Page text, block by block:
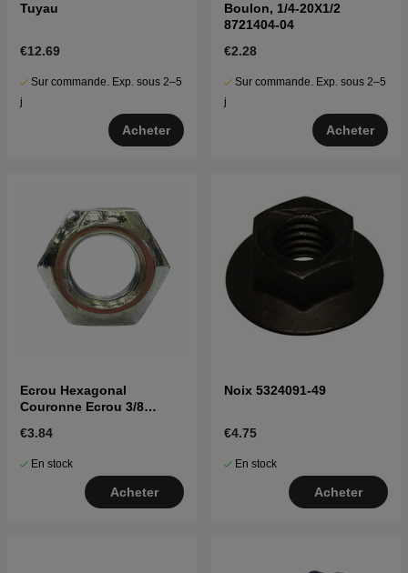
Tuyau
€12.69
Sur commande. Exp. sous 2–5
j
Acheter
Boulon, 1/4-20X1/2
8721404-04
€2.28
Sur commande. Exp. sous 2–5
j
Acheter
Ecrou Hexagonal
Couronne Ecrou 3/8
€3.84
En stock
Acheter
Noix 5324091-49
€4.75
En stock
Acheter